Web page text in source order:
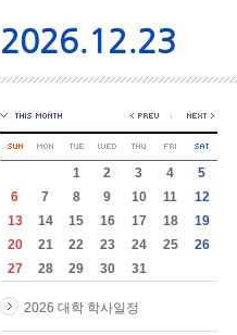
2026.12.23
1 2 3 4
5
6
7 8 9 10 11
12
13
14 15 16 17 18
19
20
21 22 23 24 25
26
27
28 29 30 31
2026 대학 학사일정